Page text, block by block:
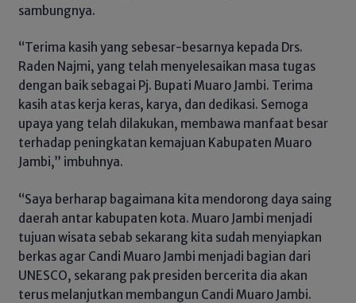
sambungnya.
“Terima kasih yang sebesar-besarnya kepada Drs.
Raden Najmi, yang telah menyelesaikan masa tugas
dengan baik sebagai Pj. Bupati Muaro Jambi. Terima
kasih atas kerja keras, karya, dan dedikasi. Semoga
upaya yang telah dilakukan, membawa manfaat besar
terhadap peningkatan kemajuan Kabupaten Muaro
Jambi,” imbuhnya.
“Saya berharap bagaimana kita mendorong daya saing
daerah antar kabupaten kota. Muaro Jambi menjadi
tujuan wisata sebab sekarang kita sudah menyiapkan
berkas agar Candi Muaro Jambi menjadi bagian dari
UNESCO, sekarang pak presiden bercerita dia akan
terus melanjutkan membangun Candi Muaro Jambi.